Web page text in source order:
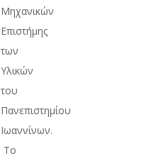
Μηχανικών
Επιστήμης
των
Υλικών
του
Πανεπιστημίου
Ιωαννίνων.
Το